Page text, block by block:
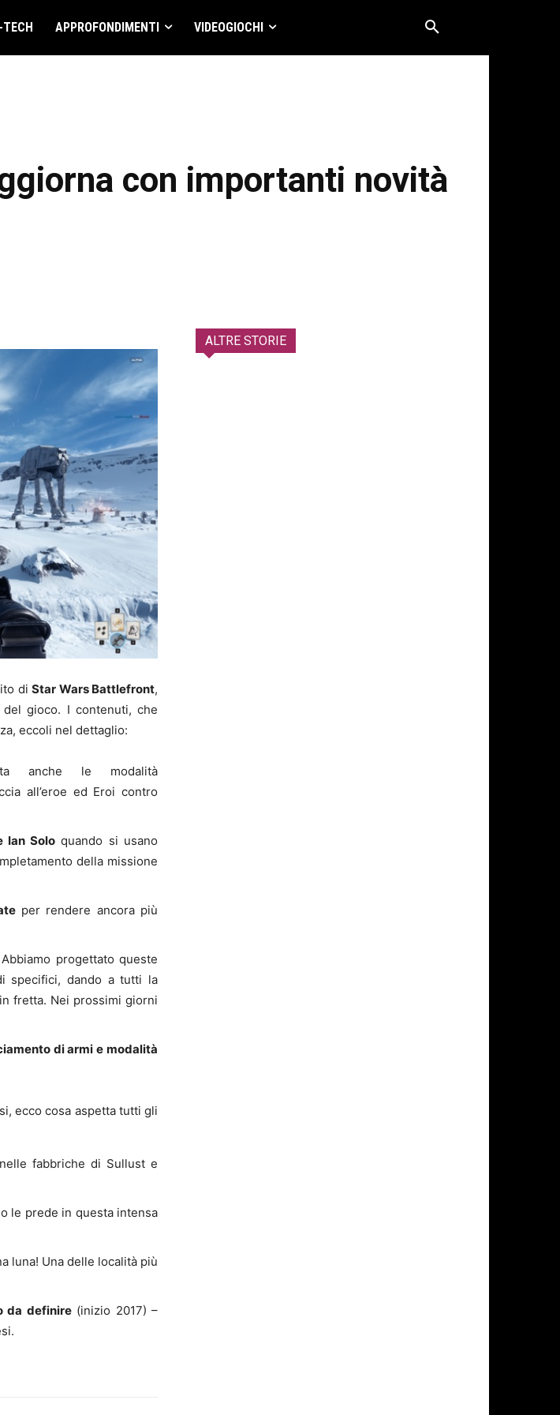
TECH APPROFONDIMENTI VIDEOGIOCHI
con importanti novità
diStar Wars Battlefront,
gioco. I contenuti, che
eccoli nel dettaglio:
anche le modalità
all’eroe ed Eroi contro
Ian Solo quando si usano
della missione
per rendere ancora più
Abbiamo progettato queste
specifici, dando a tutti la
fretta. Nei prossimi giorni
di armi e modalità
ecco cosa aspetta tutti gli
fabbriche di Sullust e
le prede in questa intensa
luna! Una delle località più
da definire(inizio 2017) –
ALTRE STORIE